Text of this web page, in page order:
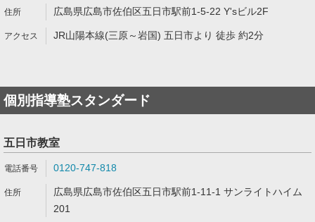
広島県広島市佐伯区五日市駅前1-5-22 Y'sビル2F
JR山陽本線(三原～岩国) 五日市より 徒歩 約2分
個別指導塾スタンダード
五日市教室
0120-747-818
広島県広島市佐伯区五日市駅前1-11-1 サンライトハイム
201